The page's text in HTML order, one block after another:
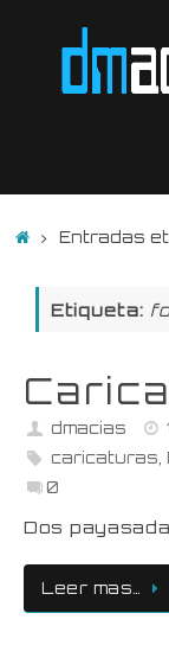
InicioEntradas
Etiqueta:
dmacias
caricaturas
0
Dos
Leer mas…